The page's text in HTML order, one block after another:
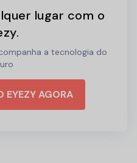
lugar com o
a tecnologia do
EYEZY AGORA